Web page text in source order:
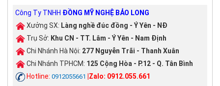
Công Ty TNHH ĐỒNG MỸ NGHỆ BẢO LONG
Xưởng SX: Làng nghề đúc đồng - Ý Yên - NĐ
Trụ Sở: Khu CN - TT. Lâm - Ý Yên - Nam Định
Chi Nhánh Hà Nội: 277 Nguyễn Trãi - Thanh Xuân
Chi Nhánh TPHCM: 125 Cộng Hòa - P.12 - Q. Tân Bình
Hotline: 0912055661 |Zalo: 0912.055.661